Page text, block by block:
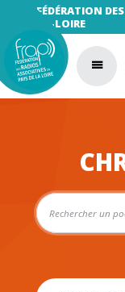
FÉDÉRATION
LA-LOIRE